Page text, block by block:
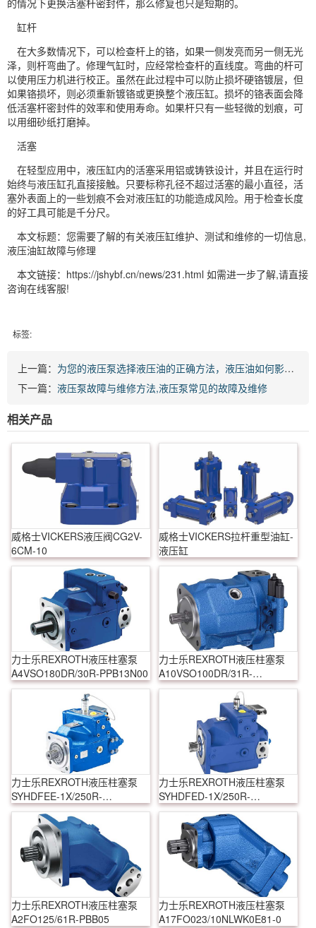
缸杆
在大多数情况下，可以检查杆上的铬，如果一侧发亮而另一侧无光
泽，则杆弯曲了。修理气缸时，应经常检查杆的直线度。弯曲的杆可
以使用压力机进行校正。虽然在此过程中可以防止损坏硬铬镀层，但
如果铬损坏，则必须重新镀铬或更换整个液压缸。损坏的铬表面会降
低活塞杆密封件的效率和使用寿命。如果杆只有一些轻微的划痕，可
以用细砂纸打磨掉。
活塞
在轻型应用中，液压缸内的活塞采用铝或铸铁设计，并且在运行时
始终与液压缸孔直接接触。只要标称孔径不超过活塞的最小直径，活
塞外表面上的一些划痕不会对液压缸的功能造成风险。用于检查长度
的好工具可能是千分尺。
本文标题：您需要了解的有关液压缸维护、测试和维修的一切信息,
液压油缸故障与修理
本文链接：https://jshybf.cn/news/231.html 如需进一步了解,请直接
咨询在线客服!
标签:
上一篇： 为您的液压泵选择液压油的正确方法，液压油如何影响泵的性能
下一篇： 液压泵故障与维修方法,液压泵常见的故障及维修
相关产品
威格士VICKERS液压阀CG2V-
6CM-10
威格士VICKERS拉杆重型油缸-
液压缸
力士乐REXROTH液压柱塞泵
A4VSO180DR/30R-PPB13N00
力士乐REXROTH液压柱塞泵
A10VSO100DR/31R-
PPA12N00
力士乐REXROTH液压柱塞泵
SYHDFEE-1X/250R-
VZB25U99-0000-A0A1V
力士乐REXROTH液压柱塞泵
SYHDFED-1X/250R-
VZB13N00-0000-A0ANV
力士乐REXROTH液压柱塞泵
A2FO125/61R-PBB05
力士乐REXROTH液压柱塞泵
A17FO023/10NLWK0E81-0